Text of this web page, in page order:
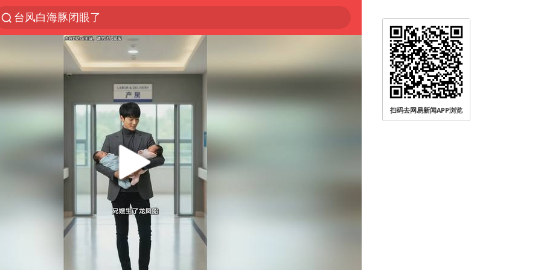
台风白海豚闭眼了
“China Cool”火了，老外爱上中国避暑游
香港宏福苑火灾或由烟头引起
浙江台州《告全体市民书》
以媒：穆杰塔巴被紧急送医情况危急
多所高校取消艺考
泰国初中生饮弹自尽前开了26枪
网约车司机充电时猝死保险拒赔
陕西柞水泥石流已致2死 仍有1人失联
店主称换“青海拉面”招牌后生意更好
22岁女生独闯南太行失联12天
扫码去网易新闻APP浏览